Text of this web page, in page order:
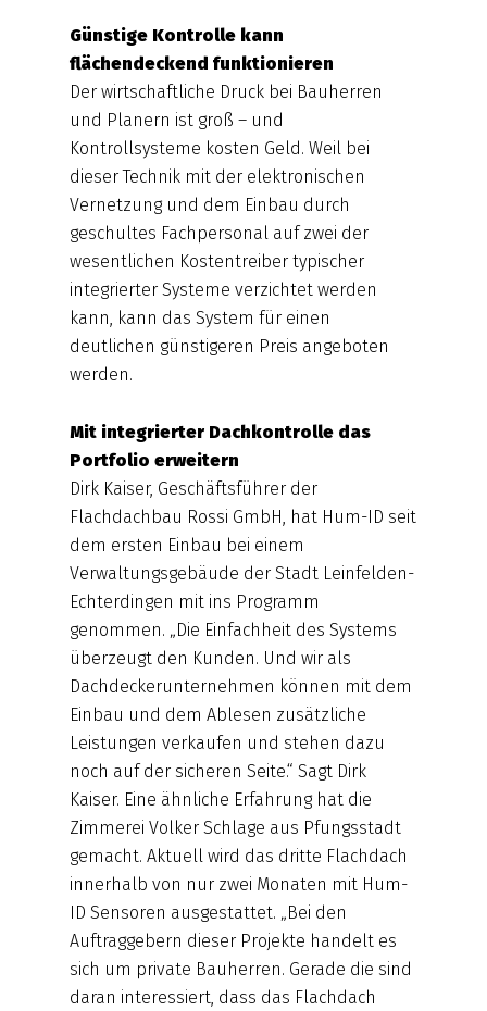
Günstige Kontrolle kann
flächendeckend funktionieren
Der wirtschaftliche Druck bei Bauherren
und Planern ist groß – und
Kontrollsysteme kosten Geld. Weil bei
dieser Technik mit der elektronischen
Vernetzung und dem Einbau durch
geschultes Fachpersonal auf zwei der
wesentlichen Kostentreiber typischer
integrierter Systeme verzichtet werden
kann, kann das System für einen
deutlichen günstigeren Preis angeboten
werden.
Mit integrierter Dachkontrolle das
Portfolio erweitern
Dirk Kaiser, Geschäftsführer der
Flachdachbau Rossi GmbH, hat Hum-ID seit
dem ersten Einbau bei einem
Verwaltungsgebäude der Stadt Leinfelden-
Echterdingen mit ins Programm
genommen. „Die Einfachheit des Systems
überzeugt den Kunden. Und wir als
Dachdeckerunternehmen können mit dem
Einbau und dem Ablesen zusätzliche
Leistungen verkaufen und stehen dazu
noch auf der sicheren Seite.“ Sagt Dirk
Kaiser. Eine ähnliche Erfahrung hat die
Zimmerei Volker Schlage aus Pfungsstadt
gemacht. Aktuell wird das dritte Flachdach
innerhalb von nur zwei Monaten mit Hum-
ID Sensoren ausgestattet. „Bei den
Auftraggebern dieser Projekte handelt es
sich um private Bauherren. Gerade die sind
daran interessiert, dass das Flachdach